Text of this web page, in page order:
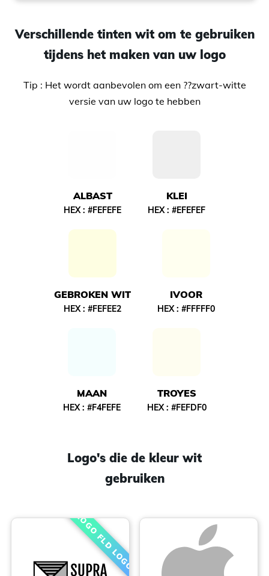
Verschillende tinten wit om te gebruiken
tijdens het maken van uw logo
Tip : Het wordt aanbevolen om een ??zwart-witte
versie van uw logo te hebben
ALBAST
HEX : #FEFEFE
KLEI
HEX : #EFEFEF
GEBROKEN WIT
HEX : #FEFEE2
IVOOR
HEX : #FFFFF0
MAAN
HEX : #F4FEFE
TROYES
HEX : #FEFDF0
Logo's die de kleur wit
gebruiken